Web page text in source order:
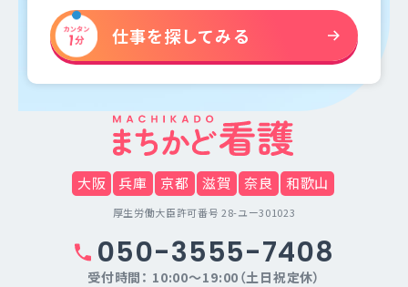
仕事を探してみる
大阪 兵庫 京都 滋賀 奈良 和歌山
厚生労働大臣許可番号 28-ユー301023
050-3555-7408
受付時間： 10:00～19:00（土日祝定休）